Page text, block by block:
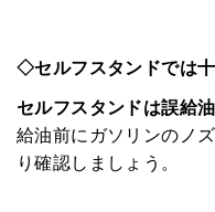
◇セルフスタンドでは
セルフスタンドは誤給
給油前にガソリンのノ
り確認しましょう。